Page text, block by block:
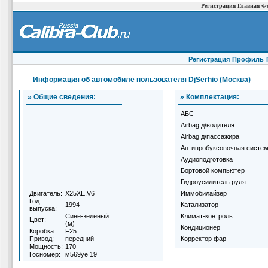
Регистрация Главная
Регистрация Профиль
Информация об автомобиле пользователя DjSerhio (Москва)
» Общие сведения:
Двигатель: X25XE,V6
Год
выпуска:
1994
Цвет:
Сине-зеленый
(м)
Коробка:
F25
Привод:
передний
Мощность: 170
Госномер:
м569уе 19
» Комплектация:
АБС
Airbag д/водителя
Airbag д/пассажира
Антипробуксовочная
Аудиоподготовка
Бортовой компьютер
Гидроусилитель руля
Иммобилайзер
Катализатор
Климат-контроль
Кондиционер
Корректор фар